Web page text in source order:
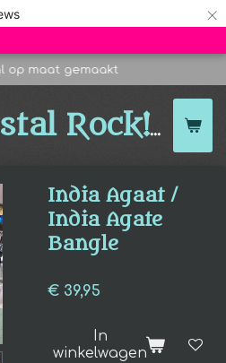
×
Crystal Rock!
op maat gemaakt
India Agaat /
India Agate
Bangle
€ 39,95
In
winkelwagen